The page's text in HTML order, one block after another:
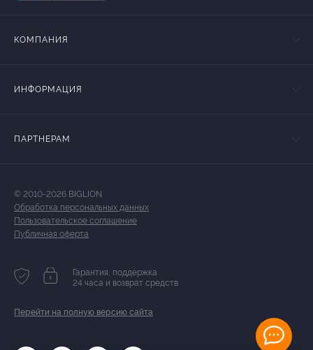
КОМПАНИЯ
ИНФОРМАЦИЯ
ПАРТНЕРАМ
© 2010-2026 BIGLION
Обработка персональных данных
Пользовательское соглашение
Публичная оферта
Гарантия, поддержка
24 часа и возврат средств
Перейти на полную версию сайта